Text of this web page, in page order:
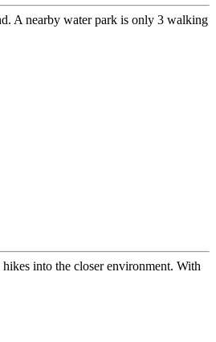
A nearby water park is only 3 walking
into the closer environment. With